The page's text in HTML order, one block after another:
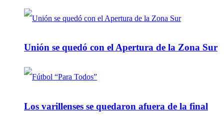
Unión se quedó con el Apertura de la Zona Sur
Los varillenses se quedaron afuera de la final